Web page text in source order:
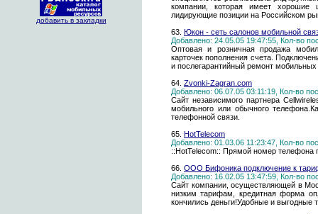
добавить в закладки
компании, которая имеет хорошие
лидирующие позиции на Российском
63. Юкон - сеть салонов мобильной
Добавлено: 24.05.05 19:47:55, Кол-во
Оптовая и розничная продажа
карточек пополнения счета.
и послегарантийный ремонт
64. Zvonki-Zagran.com
Добавлено: 06.07.05 03:11:19, Кол-во
Сайт независимого партнера
мобильного или обычного
телефонной связи.
65. HotTelecom
Добавлено: 01.03.06 11:23:47, Кол-во
::HotTelecom:: Прямой номер
66. ООО Бифоника подключение к
Добавлено: 16.02.05 13:47:59, Кол-во
Сайт компании, осуществляющей в
низким тарифам, кредитная форма
кончились деньги!Удобные и